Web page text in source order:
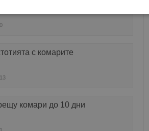
с комарите
комари до 10 дни
Таргетиране Функционалност